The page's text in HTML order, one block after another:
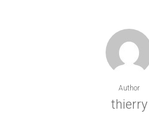
Author
thierry